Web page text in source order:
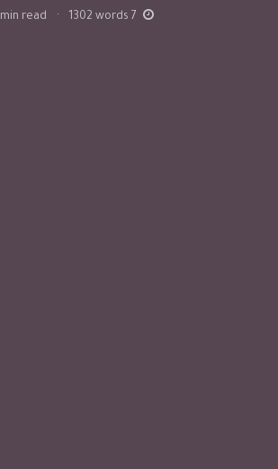
7
min read · 1302 words